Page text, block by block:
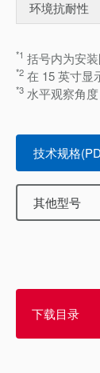
环境抗耐性
*1 括号内为安
*2 在 15 英寸显
*3 水平观察角度
技术规格
其他型号
下载目录